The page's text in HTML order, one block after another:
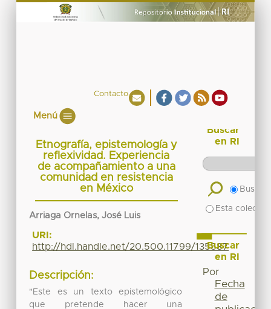
Contacto
Menú
Etnografía, epistemología y
reflexividad. Experiencia
de acompañamiento a una
comunidad en resistencia
en México
Arriaga Ornelas, José Luis
URI:
http://hdl.handle.net/20.500.11799/135587
Descripción:
"Este es un texto epistemológico
que pretende hacer una
Buscar
en RI
Buscar
Esta
Buscar
en RI
Por
Fecha
de